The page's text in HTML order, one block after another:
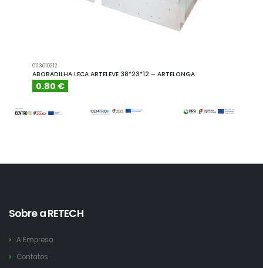
0113010212
ABOBADILHA LECA ARTELEVE 38*23*12 – ARTELONGA
0.80 €
Sobre a RETECH
A Empresa
Contatos